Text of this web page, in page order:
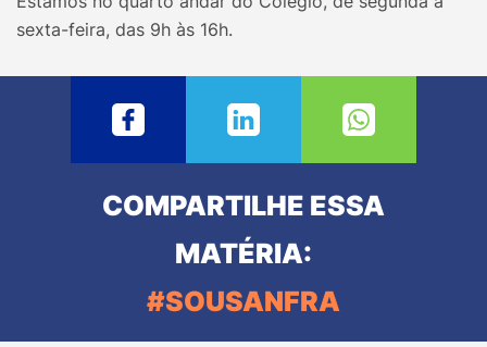
sexta-feira, das 9h às 16h.
COMPARTILHE ESSA
MATÉRIA:
#SOUSANFRA